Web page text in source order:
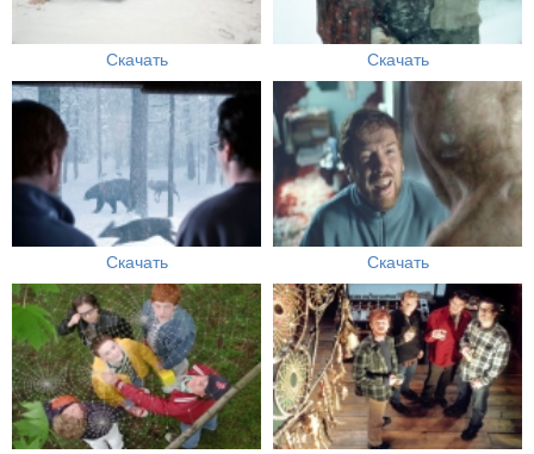
Скачать Скачать
Скачать Скачать